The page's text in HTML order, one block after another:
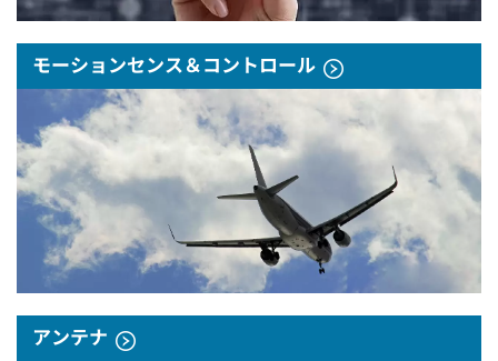
モーションセンス＆コントロール
アンテナ